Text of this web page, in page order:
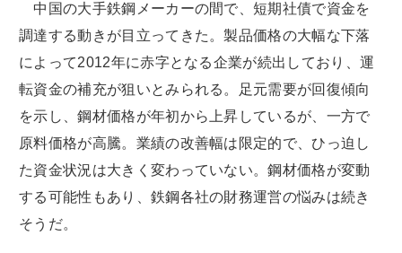
中国の大手鉄鋼メーカーの間で、短期社債で資金を
調達する動きが目立ってきた。製品価格の大幅な下落
によって2012年に赤字となる企業が続出しており、運
転資金の補充が狙いとみられる。足元需要が回復傾向
を示し、鋼材価格が年初から上昇しているが、一方で
原料価格が高騰。業績の改善幅は限定的で、ひっ迫し
た資金状況は大きく変わっていない。鋼材価格が変動
する可能性もあり、鉄鋼各社の財務運営の悩みは続き
そうだ。